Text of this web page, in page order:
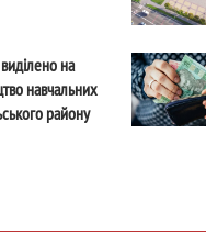
на
навчальних
району